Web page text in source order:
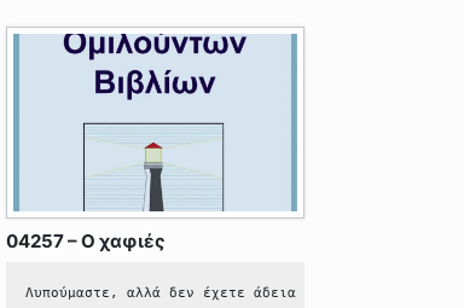
αυτό το περιεχόμενο.
04257 – Ο χαφιές
Λυπούμαστε, αλλά δεν έχετε άδεια να δείτε αυτό το